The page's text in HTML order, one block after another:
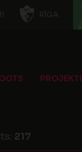
RĪGA
PROJEKTI
217